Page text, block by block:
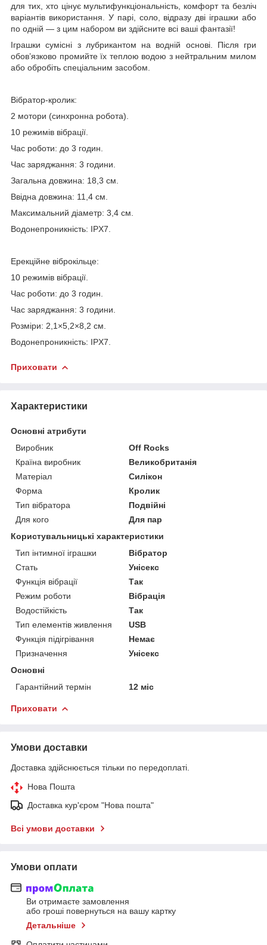
для тих, хто цінує мультифункціональність, комфорт та безліч
варіантів використання. У парі, соло, відразу дві іграшки або
по одній — з цим набором ви здійсните всі ваші фантазії!
Іграшки сумісні з лубрикантом на водній основі. Після гри
обов’язково промийте їх теплою водою з нейтральним милом
або обробіть спеціальним засобом.
Вібратор-кролик:
2 мотори (синхронна робота).
10 режимів вібрації.
Час роботи: до 3 годин.
Час заряджання: 3 години.
Загальна довжина: 18,3 см.
Ввідна довжина: 11,4 см.
Максимальний діаметр: 3,4 см.
Водонепроникність: IPX7.
Ерекційне віброкільце:
10 режимів вібрації.
Час роботи: до 3 годин.
Час заряджання: 3 години.
Розміри: 2,1×5,2×8,2 см.
Водонепроникність: IPX7.
Приховати
Характеристики
Основні атрибути
Виробник
Off Rocks
Країна виробник
Великобританія
Матеріал
Силікон
Форма
Кролик
Тип вібратора
Подвійні
Для кого
Для пар
Користувальницькі характеристики
Тип інтимної іграшки
Вібратор
Стать
Унісекс
Функція вібрації
Так
Режим роботи
Вібрація
Водостійкість
Так
Тип елементів живлення
USB
Функція підігрівання
Немає
Призначення
Унісекс
Основні
Гарантійний термін
12 міс
Приховати
Умови доставки
Доставка здійснюється тільки по передоплаті.
Нова Пошта
Доставка кур'єром "Нова пошта"
Всі умови доставки
Умови оплати
Ви отримаєте замовлення
або гроші повернуться на вашу картку
Детальніше